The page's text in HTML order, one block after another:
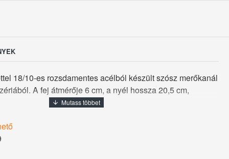
18/10-es rozsdamentes acélból készült szósz merőkanál
A fej átmérője 6 cm, a nyél hossza 20,5 cm,